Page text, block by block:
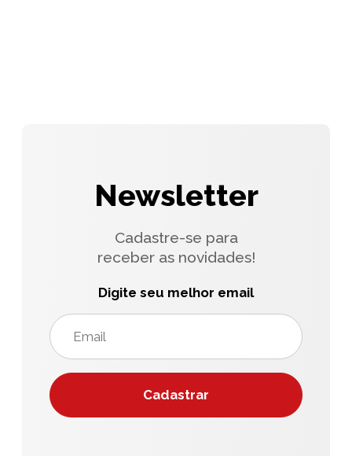
Newsletter
Cadastre-se para
receber as novidades!
Digite seu melhor email